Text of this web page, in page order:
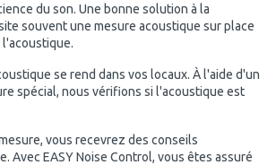
du son. Une bonne solution à la
souvent une mesure acoustique sur place
se rend dans vos locaux. À l'aide d'un
spécial, nous vérifions si l'acoustique est
vous recevrez des conseils
Avec EASY Noise Control, vous êtes assuré